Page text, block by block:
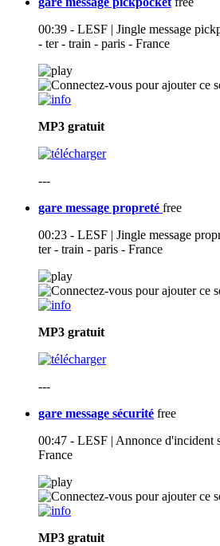
00:39 - LESF | Jingle message
- ter - train - paris - France
MP3 gratuit
---
gare message propreté free
00:23 - LESF | Jingle message
ter - train - paris - France
MP3 gratuit
---
gare message sécurité free
00:47 - LESF | Annonce d'incident
France
MP3 gratuit